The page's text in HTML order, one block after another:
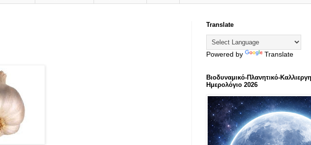
Translate
Powered by Translate
Βιοδυναμικό-Πλανητικό-
Ημερολόγιο 2026